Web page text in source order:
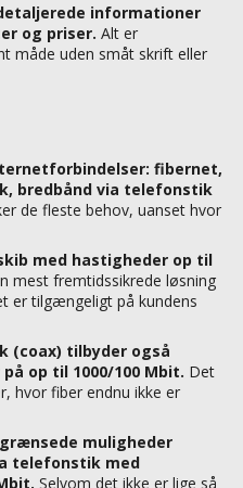
informationer
og priser. Alt er
måde uden småt skrift eller
fibernet,
bredbånd via telefonstik
de fleste behov, uanset hvor
med hastigheder op til
mest fremtidssikrede løsning
er tilgængeligt på kundens
(coax) tilbyder også
op til 1000/100 Mbit. Det
hvor fiber endnu ikke er
muligheder
telefonstik med
Selvom det ikke er lige så